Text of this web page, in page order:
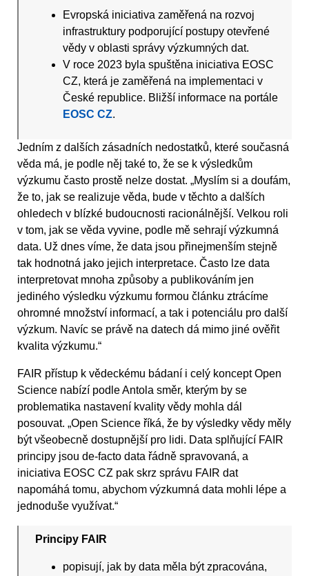
Evropská iniciativa zaměřená na rozvoj
infrastruktury podporující postupy otevřené
vědy v oblasti správy výzkumných dat.
V roce 2023 byla spuštěna iniciativa EOSC
CZ, která je zaměřená na implementaci v
České republice. Bližší informace na portále
EOSC CZ.
Jedním z dalších zásadních nedostatků, které současná
věda má, je podle něj také to, že se k výsledkům
výzkumu často prostě nelze dostat. „Myslím si a doufám,
že to, jak se realizuje věda, bude v těchto a dalších
ohledech v blízké budoucnosti racionálnější. Velkou roli
v tom, jak se věda vyvine, podle mě sehrají výzkumná
data. Už dnes víme, že data jsou přinejmenším stejně
tak hodnotná jako jejich interpretace. Často lze data
interpretovat mnoha způsoby a publikováním jen
jediného výsledku výzkumu formou článku ztrácíme
ohromné množství informací, a tak i potenciálu pro další
výzkum. Navíc se právě na datech dá mimo jiné ověřit
kvalita výzkumu.“
FAIR přístup k vědeckému bádaní i celý koncept Open
Science nabízí podle Antola směr, kterým by se
problematika nastavení kvality vědy mohla dál
posouvat. „Open Science říká, že by výsledky vědy měly
být všeobecně dostupnější pro lidi. Data splňující FAIR
principy jsou de-facto data řádně spravovaná, a
iniciativa EOSC CZ pak skrz správu FAIR dat
napomáhá tomu, abychom výzkumná data mohli lépe a
jednoduše využívat.“
Principy FAIR
popisují, jak by data měla být zpracována,